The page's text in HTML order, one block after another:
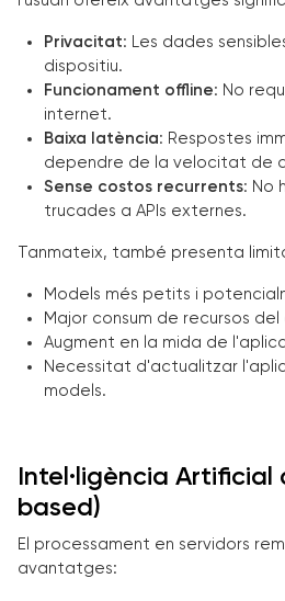
Privacitat: Les dades
dispositiu.
Funcionament offline: No
internet.
Baixa latència: Respostes
dependre de la velocitat de
Sense costos recurrents: No
trucades a APIs externes.
Tanmateix, també presenta
Models més petits i
Major consum de recursos del
Augment en la mida de
Necessitat d'actualitzar
models.
Intel·ligència
based)
El processament en servidors
avantatges: